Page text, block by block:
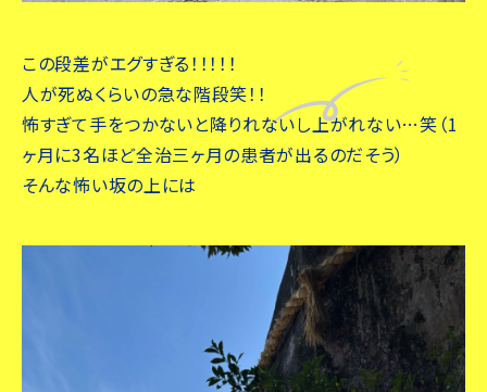
この段差がエグすぎる！！！！！
人が死ぬくらいの急な階段笑！！
怖すぎて手をつかないと降りれないし上がれない…笑（1
ヶ月に3名ほど全治三ヶ月の患者が出るのだそう）
そんな怖い坂の上には